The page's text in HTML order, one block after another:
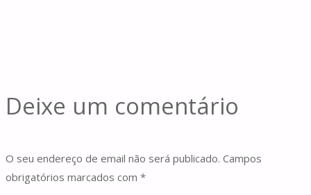
Deixe um comentário
O seu endereço de email não será publicado. Campos
obrigatórios marcados com *